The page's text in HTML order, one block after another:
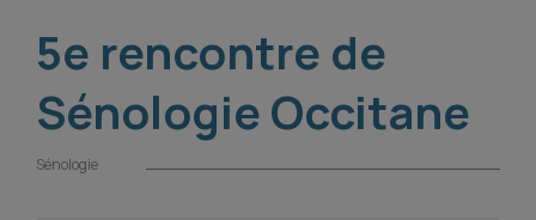
5e rencontre de
Sénologie Occitane
Sénologie